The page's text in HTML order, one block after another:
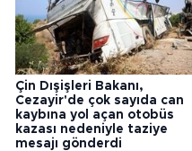
Çin Dışişleri Bakanı,
Cezayir'de çok sayıda can
kaybına yol açan otobüs
kazası nedeniyle taziye
mesajı gönderdi